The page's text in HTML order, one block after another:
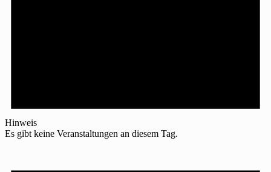
Hinweis
Es gibt keine Veranstaltungen an diesem Tag.